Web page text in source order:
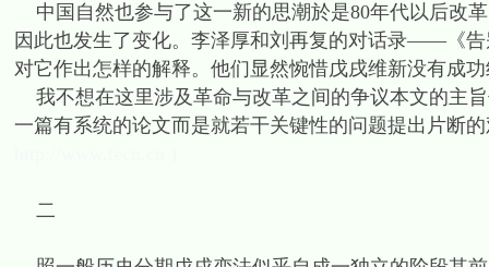
中国自然也参与了这一新的思潮於是80年代以后改
因此也发生了变化。李泽厚和刘再复的对话录——《
对它作出怎样的解释。他们显然惋惜戊戌维新没有成
我不想在这里涉及革命与改革之间的争议本文的主
一篇有系统的论文而是就若干关键性的问题提出片断
二